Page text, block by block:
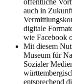
öffentliche
auch in
digitale
wie Facebook
Mit diesem
Museum für
Sozialer
entsprechend